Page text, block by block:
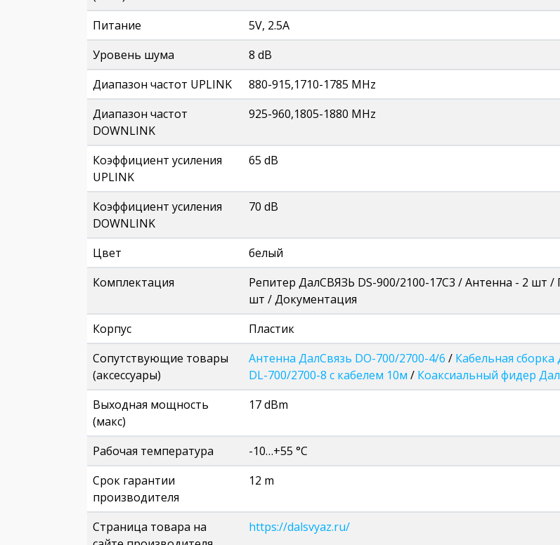
Питание
5V, 2.5A
Уровень шума
8 dB
Диапазон частот UPLINK
880-915,1710-1785 MHz
Диапазон частот
DOWNLINK
925-960,1805-1880 MHz
Коэффициент усиления
UPLINK
65 dB
Коэффициент усиления
DOWNLINK
70 dB
Цвет
белый
Комплектация
Репитер ДалСВЯЗЬ DS-900/2100-17С3 / Антенна - 2 шт /
шт / Документация
Корпус
Пластик
Сопутствующие товары
(аксессуары)
Антенна ДалСвязь DO-700/2700-4/6 / Кабельная
DL-700/2700-8 с кабелем 10м / Коаксиальный фидер
Выходная мощность
(макс)
17 dBm
Рабочая температура
-10…+55 °C
Срок гарантии
производителя
12 m
Страница товара на
https://dalsvyaz.ru/